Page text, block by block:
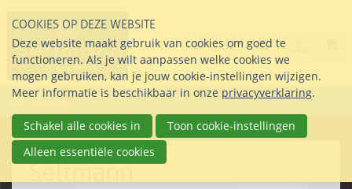
links
over
Direct
naar
inhoud
Direct
naar
het
info@seltmann-
Stel uw vraag
085 76 07 000
Search
Menu
Seltmann
COOKIES OP DEZE WEBSITE
Deze website maakt gebruik van cookies om goed te
functioneren. Als je wilt aanpassen welke cookies we
mogen gebruiken, kan je jouw cookie-instellingen wijzigen.
Meer informatie is beschikbaar in onze privacyverklaring.
Schakel alle cookies in
Toon cookie-instellingen
Alleen essentiële cookies